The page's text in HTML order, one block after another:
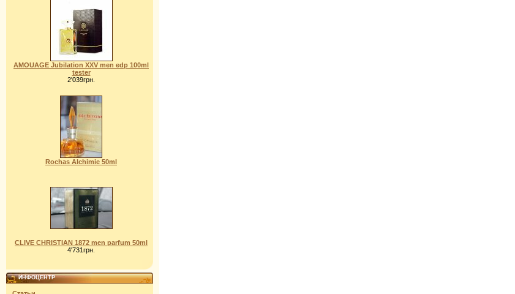
AMOUAGE Jubilation XXV men edp 100ml
tester
2'039грн.
Rochas Alchimie 50ml
CLIVE CHRISTIAN 1872 men parfum 50ml
4'731грн.
ИНФОЦЕНТР